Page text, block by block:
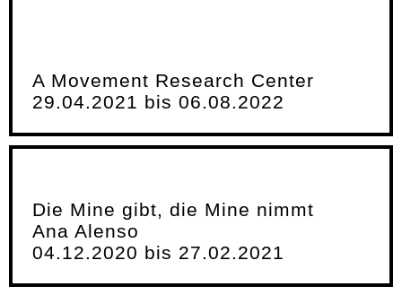
A Movement Research Center
29.04.2021 bis 06.08.2022
Die Mine gibt, die Mine nimmt
Ana Alenso
04.12.2020 bis 27.02.2021